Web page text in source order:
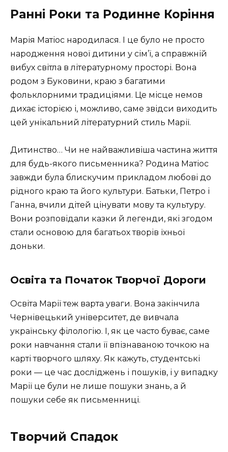
Ранні Роки та Родинне Коріння
Марія Матіос народилася. І це було не просто
народження нової дитини у сім’ї, а справжній
вибух світла в літературному просторі. Вона
родом з Буковини, краю з багатими
фольклорними традиціями. Це місце немов
дихає історією і, можливо, саме звідси виходить
цей унікальний літературний стиль Марії.
Дитинство… Чи не найважливіша частина життя
для будь-якого письменника? Родина Матіос
завжди була блискучим прикладом любові до
рідного краю та його культури. Батьки, Петро і
Ганна, вчили дітей цінувати мову та культуру.
Вони розповідали казки й легенди, які згодом
стали основою для багатьох творів їхньої
доньки.
Освіта та Початок Творчої Дороги
Освіта Марії теж варта уваги. Вона закінчила
Чернівецький університет, де вивчала
українську філологію. І, як це часто буває, саме
роки навчання стали її впізнаваною точкою на
карті творчого шляху. Як кажуть, студентські
роки — це час досліджень і пошуків, і у випадку
Марії це були не лише пошуки знань, а й
пошуки себе як письменниці.
Творчий Спадок